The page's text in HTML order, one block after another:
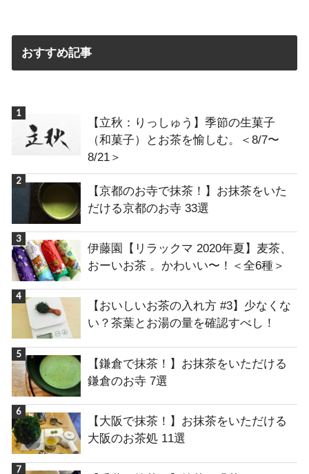
おすすめ記事
【立秋：りっしゅう】季節の生菓子
（和菓子）とお茶を愉しむ。＜8/7〜
8/21＞
【京都のお寺で抹茶！】お抹茶をいた
だける京都のお寺 33選
伊藤園【リラックマ 2020年夏】麦茶、
おーいお茶 。かわいい〜！＜全6種＞
【おいしいお茶の入れ方 #3】少なくな
い？茶葉とお湯の量を確認すべし！
【鎌倉で抹茶！】お抹茶をいただける
鎌倉のお寺 7選
【大阪で抹茶！】お抹茶をいただける
大阪のお茶処 11選